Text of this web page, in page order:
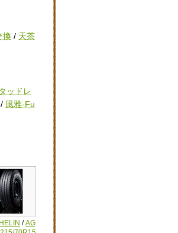
換 / 天茶
ッドレ
/ 風雅-Fu
/AG